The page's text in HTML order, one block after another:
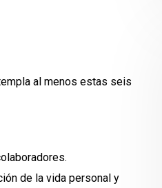
al menos estas seis
de la vida personal y